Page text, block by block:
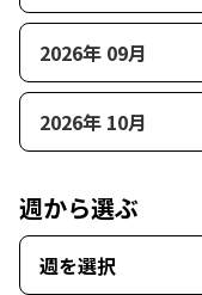
2026年 09月
2026年 10月
週から選ぶ
週を選択